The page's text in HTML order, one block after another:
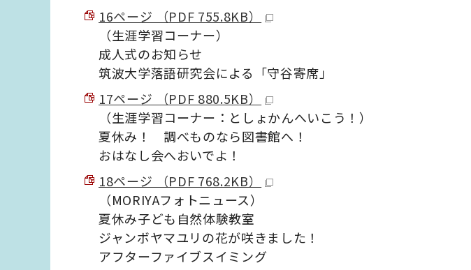
16ページ （PDF 755.8KB）
（生涯学習コーナー）
成人式のお知らせ
筑波大学落語研究会による「守谷寄席」
17ページ （PDF 880.5KB）
（生涯学習コーナー：としょかんへいこう！）
夏休み！ 調べものなら図書館へ！
おはなし会へおいでよ！
18ページ （PDF 768.2KB）
（MORIYAフォトニュース）
夏休み子ども自然体験教室
ジャンボヤマユリの花が咲きました！
アフターファイブスイミング